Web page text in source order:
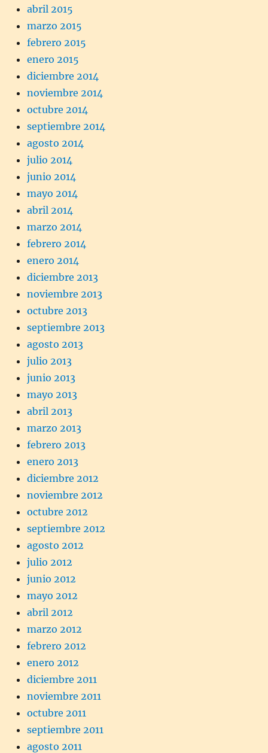
abril 2015
marzo 2015
febrero 2015
enero 2015
diciembre 2014
noviembre 2014
octubre 2014
septiembre 2014
agosto 2014
julio 2014
junio 2014
mayo 2014
abril 2014
marzo 2014
febrero 2014
enero 2014
diciembre 2013
noviembre 2013
octubre 2013
septiembre 2013
agosto 2013
julio 2013
junio 2013
mayo 2013
abril 2013
marzo 2013
febrero 2013
enero 2013
diciembre 2012
noviembre 2012
octubre 2012
septiembre 2012
agosto 2012
julio 2012
junio 2012
mayo 2012
abril 2012
marzo 2012
febrero 2012
enero 2012
diciembre 2011
noviembre 2011
octubre 2011
septiembre 2011
agosto 2011